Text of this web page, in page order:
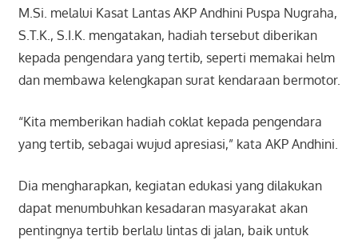
M.Si. melalui Kasat Lantas AKP Andhini Puspa Nugraha,
S.T.K., S.I.K. mengatakan, hadiah tersebut diberikan
kepada pengendara yang tertib, seperti memakai helm
dan membawa kelengkapan surat kendaraan bermotor.
“Kita memberikan hadiah coklat kepada pengendara
yang tertib, sebagai wujud apresiasi,” kata AKP Andhini.
Dia mengharapkan, kegiatan edukasi yang dilakukan
dapat menumbuhkan kesadaran masyarakat akan
pentingnya tertib berlalu lintas di jalan, baik untuk